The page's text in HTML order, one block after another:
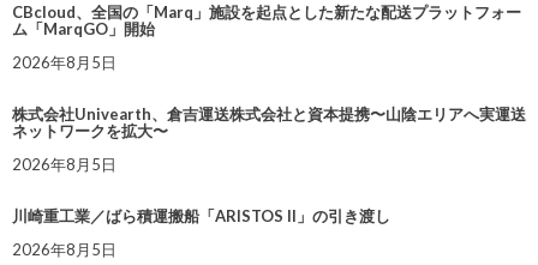
CBcloud、全国の「Marq」施設を起点とした新たな配送プラットフォー
ム「MarqGO」開始
2026年8月5日
株式会社Univearth、倉吉運送株式会社と資本提携〜山陰エリアへ実運送
ネットワークを拡大〜
2026年8月5日
川崎重工業／ばら積運搬船「ARISTOS II」の引き渡し
2026年8月5日